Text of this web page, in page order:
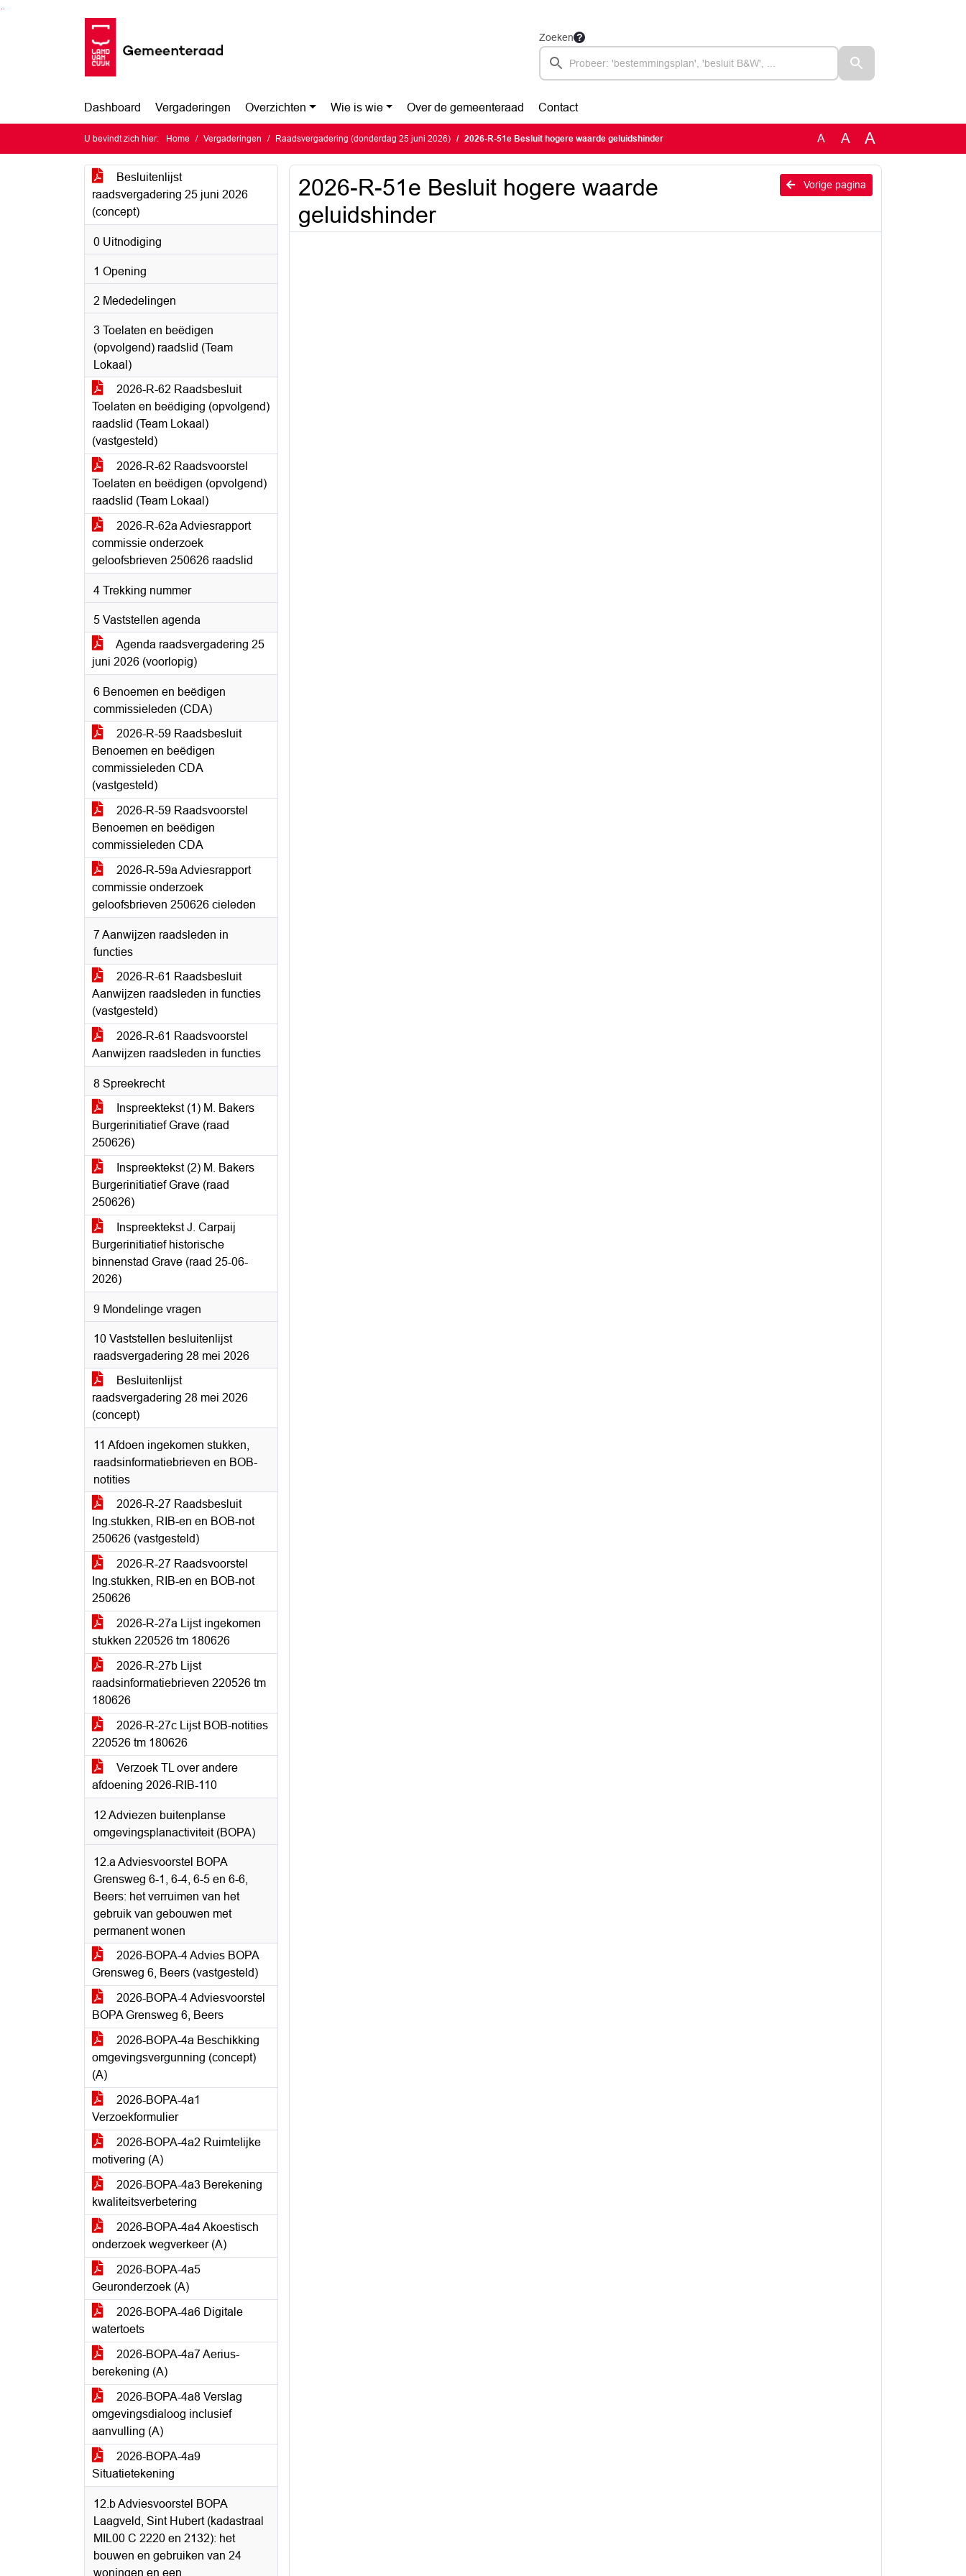
Ga naar de inhoud van deze pagina
Ga naar het zoeken
Ga naar het menu
Zoeken
Dashboard Vergaderingen Overzichten Wie is wie Over de gemeenteraad Contact
U bevindt zich hier: Home Vergaderingen Raadsvergadering (donderdag 25 juni 2026) 2026-R-51e Besluit hogere waarde geluidshinder A A A
Besluitenlijst
raadsvergadering 25 juni 2026
(concept)
0 Uitnodiging
1 Opening
2 Mededelingen
3 Toelaten en beëdigen
(opvolgend) raadslid (Team
Lokaal)
2026-R-62 Raadsbesluit
Toelaten en beëdiging (opvolgend)
raadslid (Team Lokaal)
(vastgesteld)
2026-R-62 Raadsvoorstel
Toelaten en beëdigen (opvolgend)
raadslid (Team Lokaal)
2026-R-62a Adviesrapport
commissie onderzoek
geloofsbrieven 250626 raadslid
4 Trekking nummer
5 Vaststellen agenda
Agenda raadsvergadering 25
juni 2026 (voorlopig)
6 Benoemen en beëdigen
commissieleden (CDA)
2026-R-59 Raadsbesluit
Benoemen en beëdigen
commissieleden CDA
(vastgesteld)
2026-R-59 Raadsvoorstel
Benoemen en beëdigen
commissieleden CDA
2026-R-59a Adviesrapport
commissie onderzoek
geloofsbrieven 250626 cieleden
7 Aanwijzen raadsleden in
functies
2026-R-61 Raadsbesluit
Aanwijzen raadsleden in functies
(vastgesteld)
2026-R-61 Raadsvoorstel
Aanwijzen raadsleden in functies
8 Spreekrecht
Inspreektekst (1) M. Bakers
Burgerinitiatief Grave (raad
250626)
Inspreektekst (2) M. Bakers
Burgerinitiatief Grave (raad
250626)
Inspreektekst J. Carpaij
Burgerinitiatief historische
binnenstad Grave (raad 25-06-
2026)
9 Mondelinge vragen
10 Vaststellen besluitenlijst
raadsvergadering 28 mei 2026
Besluitenlijst
raadsvergadering 28 mei 2026
(concept)
11 Afdoen ingekomen stukken,
raadsinformatiebrieven en BOB-
notities
2026-R-27 Raadsbesluit
Ing.stukken, RIB-en en BOB-not
250626 (vastgesteld)
2026-R-27 Raadsvoorstel
Ing.stukken, RIB-en en BOB-not
250626
2026-R-27a Lijst ingekomen
stukken 220526 tm 180626
2026-R-27b Lijst
raadsinformatiebrieven 220526 tm
180626
2026-R-27c Lijst BOB-notities
220526 tm 180626
Verzoek TL over andere
afdoening 2026-RIB-110
12 Adviezen buitenplanse
omgevingsplanactiviteit (BOPA)
12.a Adviesvoorstel BOPA
Grensweg 6-1, 6-4, 6-5 en 6-6,
Beers: het verruimen van het
gebruik van gebouwen met
permanent wonen
2026-BOPA-4 Advies BOPA
Grensweg 6, Beers (vastgesteld)
2026-BOPA-4 Adviesvoorstel
BOPA Grensweg 6, Beers
2026-BOPA-4a Beschikking
omgevingsvergunning (concept)
(A)
2026-BOPA-4a1
Verzoekformulier
2026-BOPA-4a2 Ruimtelijke
motivering (A)
2026-BOPA-4a3 Berekening
kwaliteitsverbetering
2026-BOPA-4a4 Akoestisch
onderzoek wegverkeer (A)
2026-BOPA-4a5
Geuronderzoek (A)
2026-BOPA-4a6 Digitale
watertoets
2026-BOPA-4a7 Aerius-
berekening (A)
2026-BOPA-4a8 Verslag
omgevingsdialoog inclusief
aanvulling (A)
2026-BOPA-4a9
Situatietekening
12.b Adviesvoorstel BOPA
Laagveld, Sint Hubert (kadastraal
MIL00 C 2220 en 2132): het
bouwen en gebruiken van 24
woningen en een
Vorige pagina
2026-R-51e Besluit hogere waarde
geluidshinder